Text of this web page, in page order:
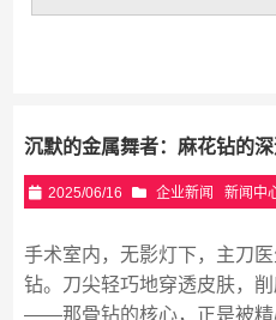
沉默的金属舞者：麻花钻的
2025/06/16 企业新闻 新闻中
手术室内，无影灯下，主刀
钻。刀尖轻巧地穿透皮肤，
——那骨钻的核心，正是被精